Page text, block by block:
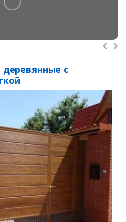
с